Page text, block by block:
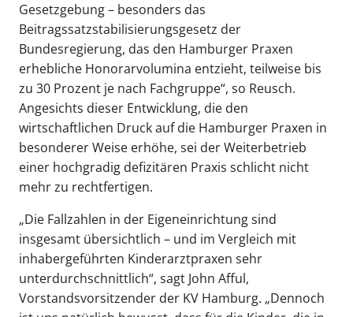
Gesetzgebung – besonders das
Beitragssatzstabilisierungsgesetz der
Bundesregierung, das den Hamburger Praxen
erhebliche Honorarvolumina entzieht, teilweise bis
zu 30 Prozent je nach Fachgruppe“, so Reusch.
Angesichts dieser Entwicklung, die den
wirtschaftlichen Druck auf die Hamburger Praxen in
besonderer Weise erhöhe, sei der Weiterbetrieb
einer hochgradig defizitären Praxis schlicht nicht
mehr zu rechtfertigen.
„Die Fallzahlen in der Eigeneinrichtung sind
insgesamt übersichtlich – und im Vergleich mit
inhabergeführten Kinderarztpraxen sehr
unterdurchschnittlich“, sagt John Afful,
Vorstandsvorsitzender der KV Hamburg. „Dennoch